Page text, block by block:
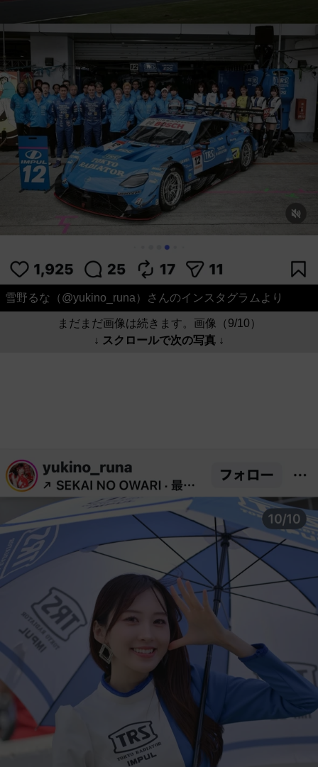
雪野るな（@yukino_runa）さんのインスタグラムより
まだまだ画像は続きます。画像（9/10）
↓ スクロールで次の写真 ↓